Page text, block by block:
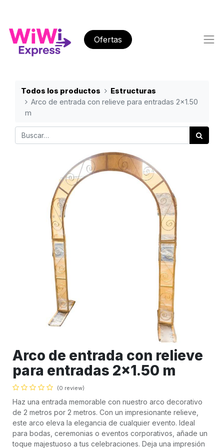
Ofertas
Todos los productos
Estructuras
Arco de entrada con relieve para entradas 2x1.50
m
Arco de entrada con relieve
para entradas 2x1.50 m
(0 review)
Haz una entrada memorable con nuestro arco decorativo
de 2 metros por 2 metros. Con un impresionante relieve,
este arco eleva la elegancia de cualquier evento. Ideal
para bodas, ceremonias o eventos corporativos, añade un
toque majestuoso a tus celebraciones. Deja una impresión